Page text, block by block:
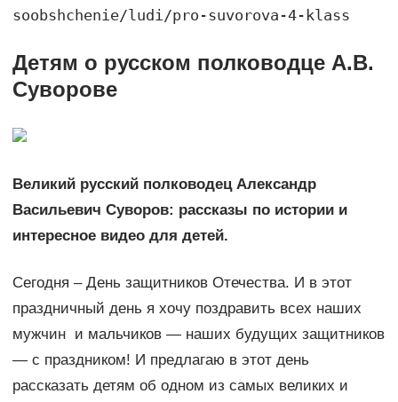
soobshchenie/ludi/pro-suvorova-4-klass
Детям о русском полководце А.В.
Суворове
Великий русский полководец Александр
Васильевич Суворов: рассказы по истории и
интересное видео для детей.
Сегодня – День защитников Отечества. И в этот
праздничный день я хочу поздравить всех наших
мужчин и мальчиков — наших будущих защитников
— с праздником! И предлагаю в этот день
рассказать детям об одном из самых великих и